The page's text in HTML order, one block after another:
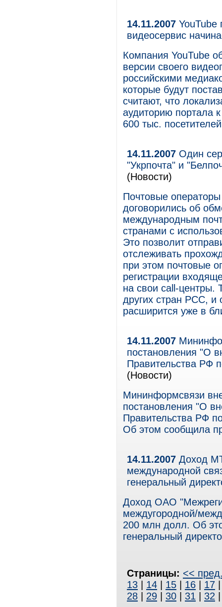
14.11.2007 YouTube
видеосервис
Компания YouTube
версии своего
российскими
которые будут
считают, что
аудиторию портала
600 тыс.
14.11.2007 Один
"Укрпочта" и
(Новости)
Почтовые
договорились об
международным
странами с
Это позволит
отслеживать
при этом почтовые
регистрации
на свои call-центры.
других стран РСС, и
расширится уже в
14.11.2007
постановления "О
Правительства РФ
(Новости)
Мининформсвязи
постановления "О
Правительства РФ
Об этом сообщила
14.11.2007 Доход
международной
генеральный
Доход ОАО
междугородной/
200 млн долл. Об
генеральный
Страницы: <<
13
14 15 16 17
28
29 30 31 32